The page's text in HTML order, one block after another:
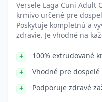
Versele Laga Cuni Adult
krmivo určené pre
Poskytuje kompletnú a
zdravie. Je vhodné na
100% extrudované
Vhodné pre
Podporuje zdravé